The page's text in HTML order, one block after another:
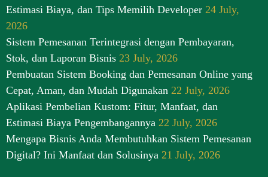
Estimasi Biaya, dan Tips Memilih Developer 24 July,
2026
Sistem Pemesanan Terintegrasi dengan Pembayaran,
Stok, dan Laporan Bisnis 23 July, 2026
Pembuatan Sistem Booking dan Pemesanan Online yang
Cepat, Aman, dan Mudah Digunakan 22 July, 2026
Aplikasi Pembelian Kustom: Fitur, Manfaat, dan
Estimasi Biaya Pengembangannya 22 July, 2026
Mengapa Bisnis Anda Membutuhkan Sistem Pemesanan
Digital? Ini Manfaat dan Solusinya 21 July, 2026